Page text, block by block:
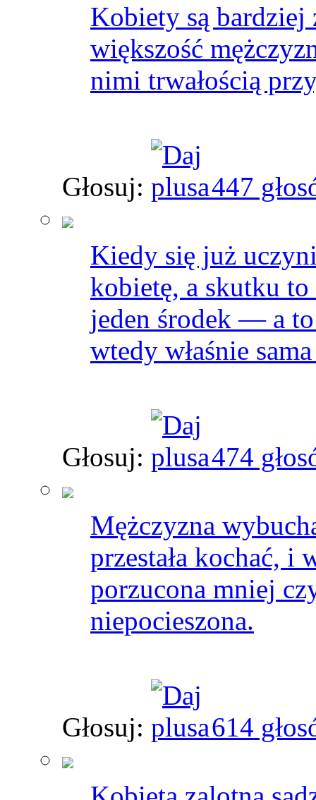
Kobiety są bardziej
większość
nimi trwałością
Głosuj: 447
Kiedy się już
kobietę, a skutku to
jeden środek — a to
wtedy właśnie
Głosuj: 474
Mężczyzna
przestała kochać, i
porzucona mniej
niepocieszona.
Głosuj: 614